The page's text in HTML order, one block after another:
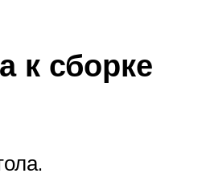
к сборке